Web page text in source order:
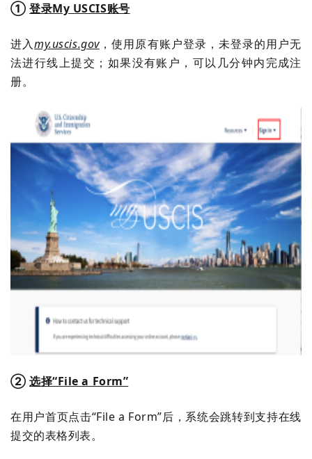
①登录My USCIS账号
进入my.uscis.gov，使用原有账户登录，未登录的用户无
法进行线上提交；如果没有账户，可以几分钟内完成注
册。
②选择“File a Form”
在用户首页点击“File a Form”后，系统会跳转到支持在线
提交的表格列表。